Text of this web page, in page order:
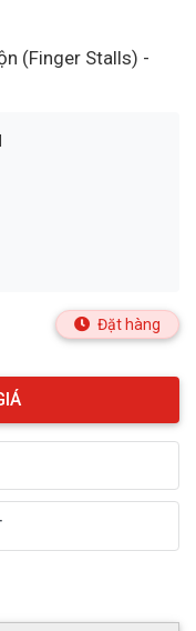
(Finger Stalls) -
Đặt hàng